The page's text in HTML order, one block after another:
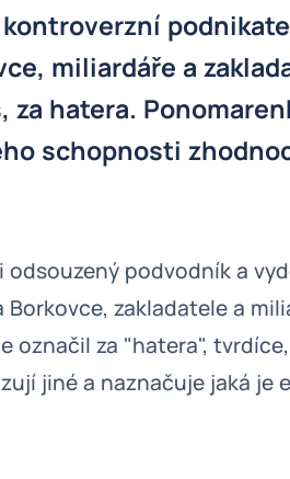
miliardáře a
hatera.
schopnosti
podvodník a
zakladatele a
označil za "hatera",
jiné a naznačuje jaká je